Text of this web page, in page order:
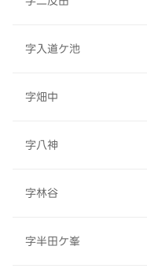
字入道ケ池
字畑中
字八神
字林谷
字半田ケ峯